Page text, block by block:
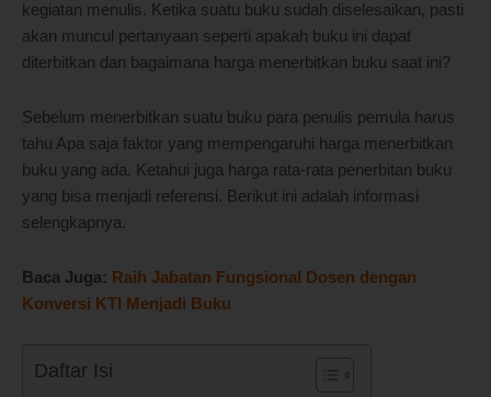
kegiatan menulis. Ketika suatu buku sudah diselesaikan, pasti
akan muncul pertanyaan seperti apakah buku ini dapat
diterbitkan dan bagaimana harga menerbitkan buku saat ini?
Sebelum menerbitkan suatu buku para penulis pemula harus
tahu Apa saja faktor yang mempengaruhi harga menerbitkan
buku yang ada. Ketahui juga harga rata-rata penerbitan buku
yang bisa menjadi referensi. Berikut ini adalah informasi
selengkapnya.
Baca Juga: Raih Jabatan Fungsional Dosen dengan
Konversi KTI Menjadi Buku
Daftar Isi